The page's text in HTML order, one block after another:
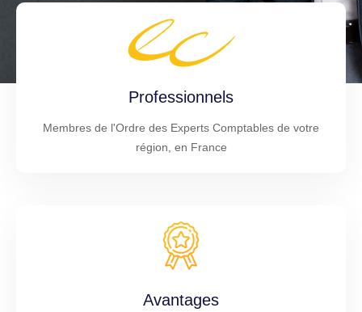
Professionnels
Membres de l'Ordre des Experts Comptables de votre
région, en France
Avantages